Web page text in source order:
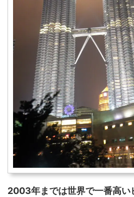
2003年までは世界で一番高い